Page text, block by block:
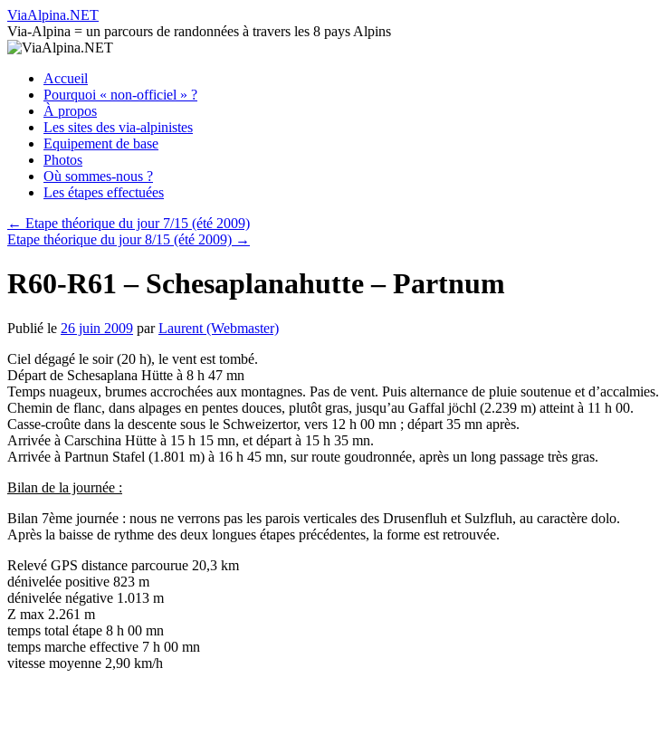
Aller
au
contenu
ViaAlpina.NET
Via-Alpina = un parcours de randonnées à travers les 8 pays Alpins
Accueil
Pourquoi « non-officiel » ?
À propos
Les sites des via-alpinistes
Equipement de base
Photos
Où sommes-nous ?
Les étapes effectuées
← Etape théorique du jour 7/15 (été 2009)
Etape théorique du jour 8/15 (été 2009) →
R60-R61 – Schesaplanahutte – Partnum
Publié le 26 juin 2009 par Laurent (Webmaster)
Ciel dégagé le soir (20 h), le vent est tombé.
Départ de Schesaplana Hütte à 8 h 47 mn
Temps nuageux, brumes accrochées aux montagnes. Pas de vent. Puis alternance de pluie soutenue et d’accalmies.
Chemin de flanc, dans alpages en pentes douces, plutôt gras, jusqu’au Gaffal jöchl (2.239 m) atteint à 11 h 00.
Casse-croûte dans la descente sous le Schweizertor, vers 12 h 00 mn ; départ 35 mn après.
Arrivée à Carschina Hütte à 15 h 15 mn, et départ à 15 h 35 mn.
Arrivée à Partnun Stafel (1.801 m) à 16 h 45 mn, sur route goudronnée, après un long passage très gras.
Bilan de la journée :
Bilan 7ème journée : nous ne verrons pas les parois verticales des Drusenfluh et Sulzfluh, au caractère dolo.
Après la baisse de rythme des deux longues étapes précédentes, la forme est retrouvée.
Relevé GPS distance parcourue 20,3 km
dénivelée positive 823 m
dénivelée négative 1.013 m
Z max 2.261 m
temps total étape 8 h 00 mn
temps marche effective 7 h 00 mn
vitesse moyenne 2,90 km/h